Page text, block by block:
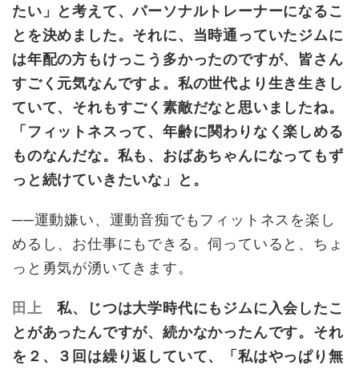
たい」と考えて、パーソナルトレーナーになるこ
とを決めました。それに、当時通っていたジムに
は年配の方もけっこう多かったのですが、皆さん
すごく元気なんですよ。私の世代より生き生きし
ていて、それもすごく素敵だなと思いましたね。
「フィットネスって、年齢に関わりなく楽しめる
ものなんだな。私も、おばあちゃんになってもず
っと続けていきたいな」と。
──運動嫌い、運動音痴でもフィットネスを楽し
めるし、お仕事にもできる。伺っていると、ちょ
っと勇気が湧いてきます。
田上
私、じつは大学時代にもジムに入会したこ
とがあったんですが、続かなかったんです。それ
を２、３回は繰り返していて、「私はやっぱり無